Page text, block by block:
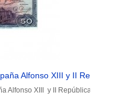
Alfonso XIII y II República
Alfonso XIII y II República